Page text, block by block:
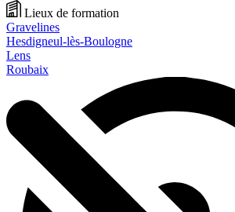
Lieux de formation
Gravelines
Hesdigneul-lès-Boulogne
Lens
Roubaix